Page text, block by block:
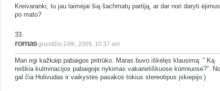
Kreivaranki, tu jau laimėjai šią šachmatų partiją, ar dar nori daryti ėjimus
po mato?
33.
romas gruodžio 24th, 2009, 10:37 am
Man irgi kažkaip pabaigos pritrūko. Maras buvo iškėlęs klausimą: ” Ką
reiškia kulminacijos pabaigoje nykimas vakarietiškuose kūriniuose?”.
gal čia Holivudas ir vaikystės pasakos tokius stereotipus įskiepijo:)